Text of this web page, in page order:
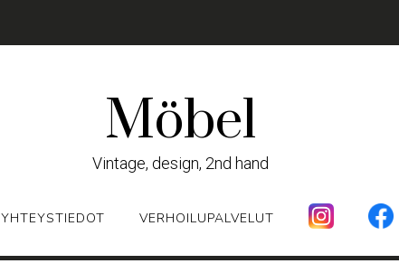
Möbel
Vintage, design, 2nd hand
YHTEYSTIEDOT VERHOILUPALVELUT